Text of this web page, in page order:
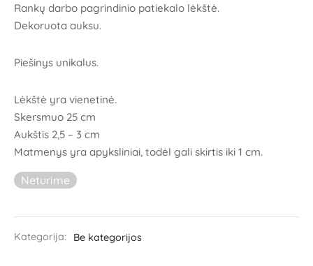
Rankų darbo pagrindinio patiekalo lėkštė.
Dekoruota auksu.
Piešinys unikalus.
Lėkštė yra vienetinė.
Skersmuo 25 cm
Aukštis 2,5 – 3 cm
Matmenys yra apyksliniai, todėl gali skirtis iki 1 cm.
Neturime
Kategorija: Be kategorijos